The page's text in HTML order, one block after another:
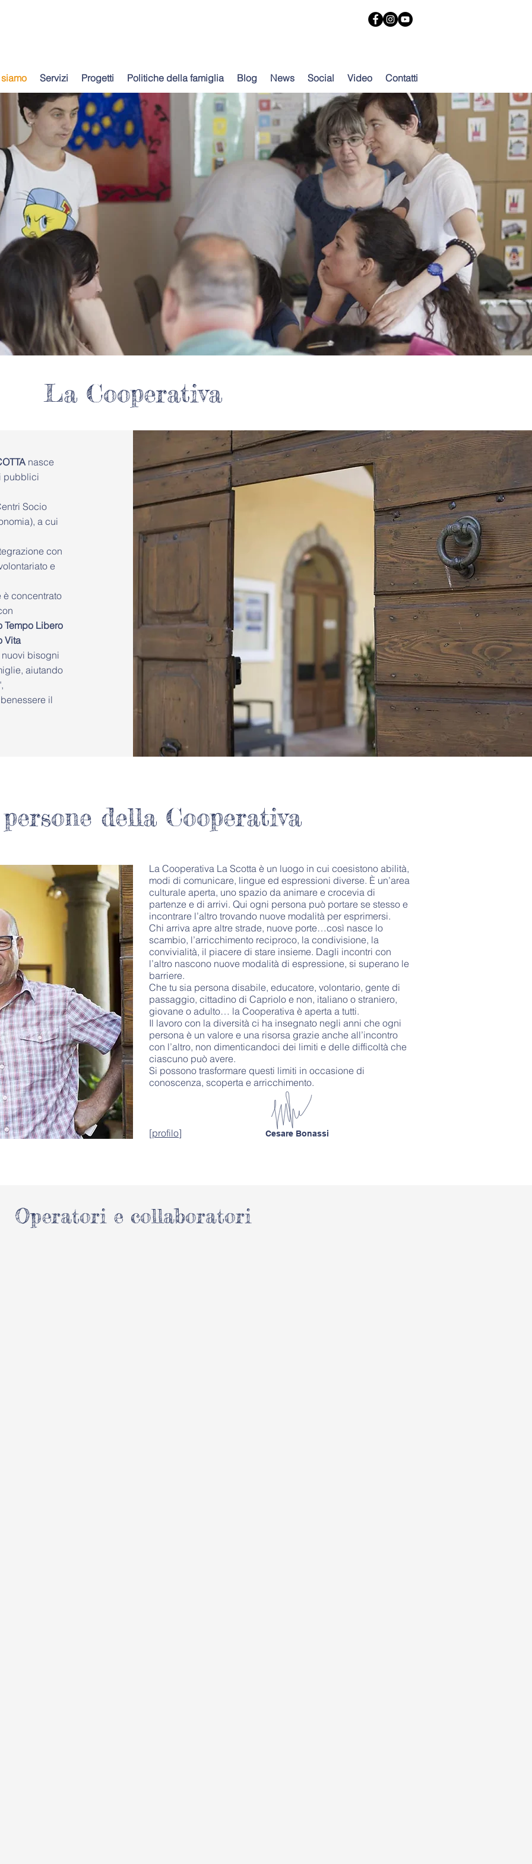
Servizi Progetti Politiche della famiglia Blog News Social Video Contatti
La Cooperativa
nasce
pubblici
Socio
a cui
con
e
è concentrato
Tempo Libero
Vita
bisogni
aiutando
il
della Cooperativa
La Cooperativa La Scotta è un luogo in cui coesistono abilità,
modi di comunicare, lingue ed espressioni diverse. È un’area
culturale aperta, uno spazio da animare e crocevia di
partenze e di arrivi. Qui ogni persona può portare se stesso e
incontrare l’altro trovando nuove modalità per esprimersi.
Chi arriva apre altre strade, nuove porte…così nasce lo
scambio, l’arricchimento reciproco, la condivisione, la
convivialità, il piacere di stare insieme. Dagli incontri con
l’altro nascono nuove modalità di espressione, si superano le
barriere.
Che tu sia persona disabile, educatore, volontario, gente di
passaggio, cittadino di Capriolo e non, italiano o straniero,
giovane o adulto… la Cooperativa è aperta a tutti.
Il lavoro con la diversità ci ha insegnato negli anni che ogni
persona è un valore e una risorsa grazie anche all’incontro
con l’altro, non dimenticandoci dei limiti e delle difficoltà che
ciascuno può avere.
Si possono trasformare questi limiti in occasione di
conoscenza, scoperta e arricchimento.
[profilo] Cesare Bonassi
Operatori e collaboratori